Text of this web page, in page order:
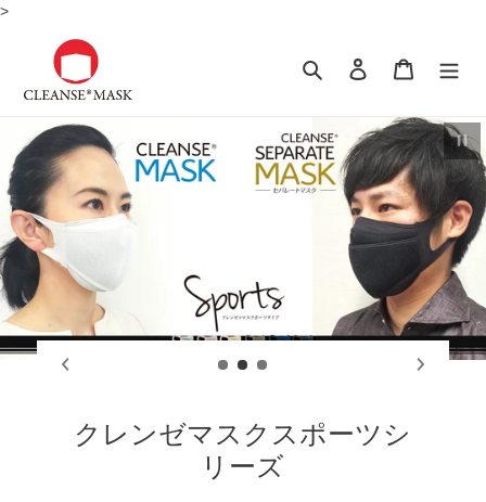
>コ
ス
キ
ッ
プ
す
検索 ログインカート
スライドショーを止める
新発売 CLEANSEMASK Air
クレンゼマスクエアー -6colors-